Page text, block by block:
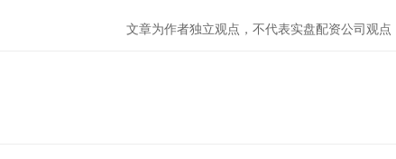
文章为作者独立观点，不代表实盘配资公司观点